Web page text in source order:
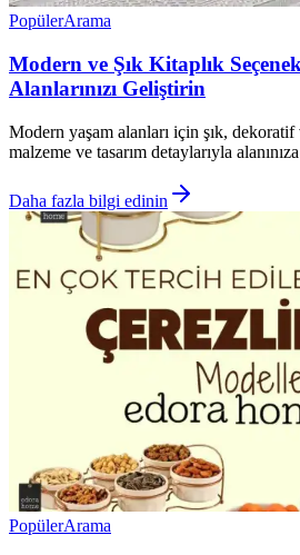
PopülerArama
Modern ve Şık Kitaplık
Alanlarınızı Geliştirin
Modern yaşam alanları için şık,
malzeme ve tasarım detaylarıyla
Daha fazla bilgi edinin
PopülerArama